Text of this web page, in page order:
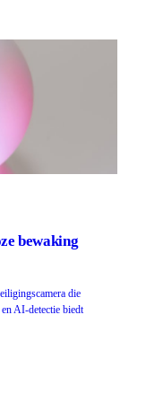
bewaking
die
AI-detectie biedt